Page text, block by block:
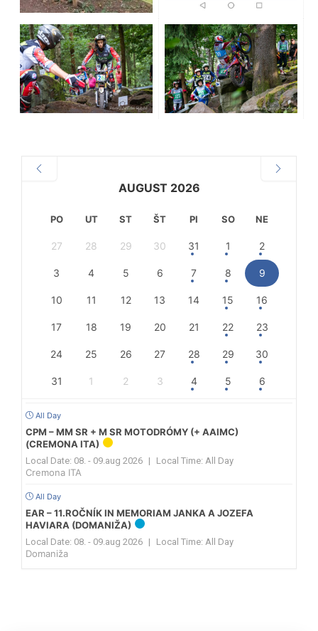
AUGUST 2026
PO UT ST ŠT PI SO NE
27 28 29 30 31 1 2
3 4 5 6 7 8 9
10 11 12 13 14 15 16
17 18 19 20 21 22 23
24 25 26 27 28 29 30
31 1 2 3 4 5 6
All Day
CPM – MM SR + M SR MOTODRÓMY (+ AAIMC)
(CREMONA ITA)
Local Date: 08. - 09.aug 2026 | Local Time: All Day
Cremona ITA
All Day
EAR – 11.ROČNÍK IN MEMORIAM JANKA A JOZEFA
HAVIARA (DOMANIŽA)
Local Date: 08. - 09.aug 2026 | Local Time: All Day
Domaniža